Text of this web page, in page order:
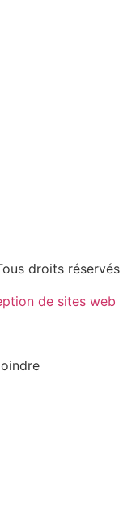
droits réservés
de sites web